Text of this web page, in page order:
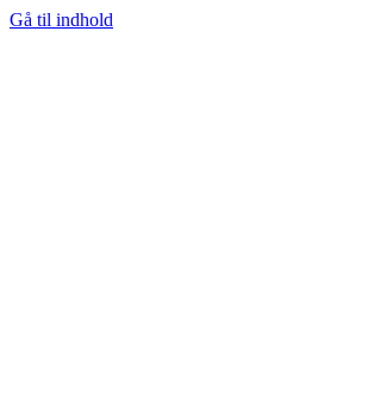
Gå til indhold